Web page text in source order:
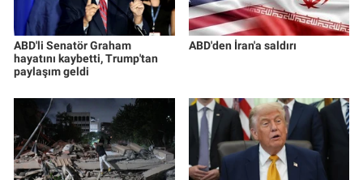
ABD'li Senatör Graham
hayatını kaybetti, Trump'tan
paylaşım geldi
ABD'den İran'a saldırı